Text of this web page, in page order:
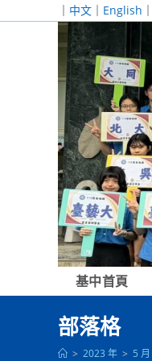
｜ 中文 ｜ English ｜
基中首頁
部落格
> 2023 年 > 5 月